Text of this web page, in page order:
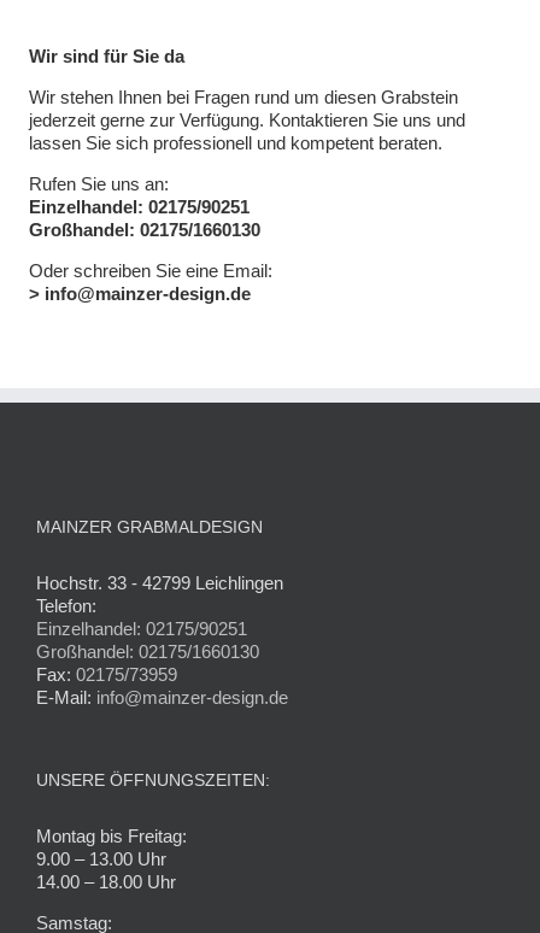
Wir sind für Sie da
Wir stehen Ihnen bei Fragen rund um diesen Grabstein
jederzeit gerne zur Verfügung. Kontaktieren Sie uns und
lassen Sie sich professionell und kompetent beraten.
Rufen Sie uns an:
Einzelhandel: 02175/90251
Großhandel: 02175/1660130
Oder schreiben Sie eine Email:
> info@mainzer-design.de
MAINZER GRABMALDESIGN
Hochstr. 33 - 42799 Leichlingen
Telefon:
Einzelhandel: 02175/90251
Großhandel: 02175/1660130
Fax: 02175/73959
E-Mail: info@mainzer-design.de
UNSERE ÖFFNUNGSZEITEN:
Montag bis Freitag:
9.00 – 13.00 Uhr
14.00 – 18.00 Uhr
Samstag: